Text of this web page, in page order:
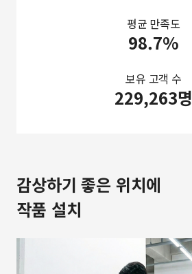
평균 만족도
98.7%
보유 고객 수
229,263명
감상하기 좋은 위치에
작품 설치